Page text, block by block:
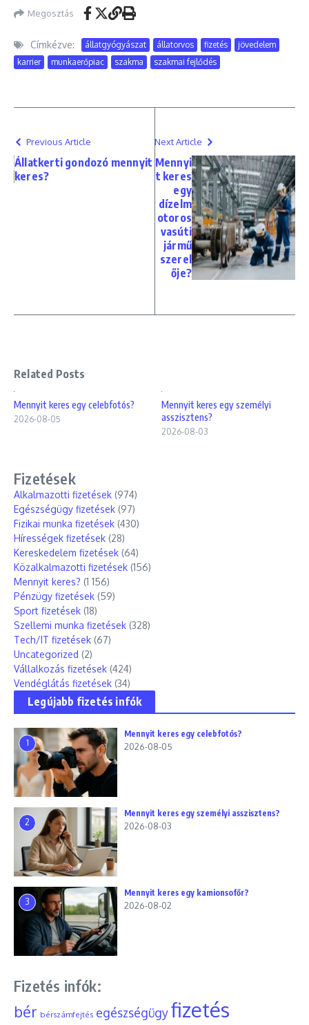
Megosztás
Címkézve: állatgyógyászat állatorvos fizetés
jövedelem
karrier
munkaerőpiac szakma szakmai fejlődés
Previous Article
Állatkerti gondozó mennyit
keres?
Next Article
Mennyi
t keres
egy
dízelm
otoros
vasúti
jármű
szerel
ője?
Related Posts
Mennyit keres egy celebfotós?
2026-08-05
Mennyit keres egy személyi
asszisztens?
2026-08-03
Fizetések
Alkalmazotti fizetések (974)
Egészségügy fizetések (97)
Fizikai munka fizetések (430)
Hírességek fizetések (28)
Kereskedelem fizetések (64)
Közalkalmazotti fizetések (156)
Mennyit keres? (1 156)
Pénzügy fizetések (59)
Sport fizetések (18)
Szellemi munka fizetések (328)
Tech/IT fizetések (67)
Uncategorized (2)
Vállalkozás fizetések (424)
Vendéglátás fizetések (34)
Legújabb fizetés infók
1
Mennyit keres egy celebfotós?
2026-08-05
2
Mennyit keres egy személyi asszisztens?
2026-08-03
3
Mennyit keres egy kamionsofőr?
2026-08-02
Fizetés infók:
bér bérszámfejtés egészségügyfizetés